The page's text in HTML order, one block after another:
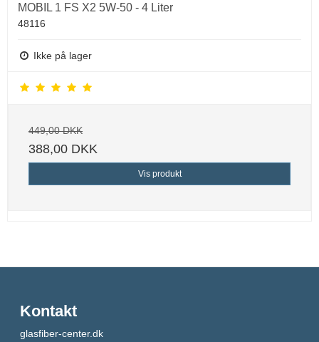
MOBIL 1 FS X2 5W-50 - 4 Liter
48116
Ikke på lager
449,00 DKK
388,00 DKK
Vis produkt
Kontakt
glasfiber-center.dk